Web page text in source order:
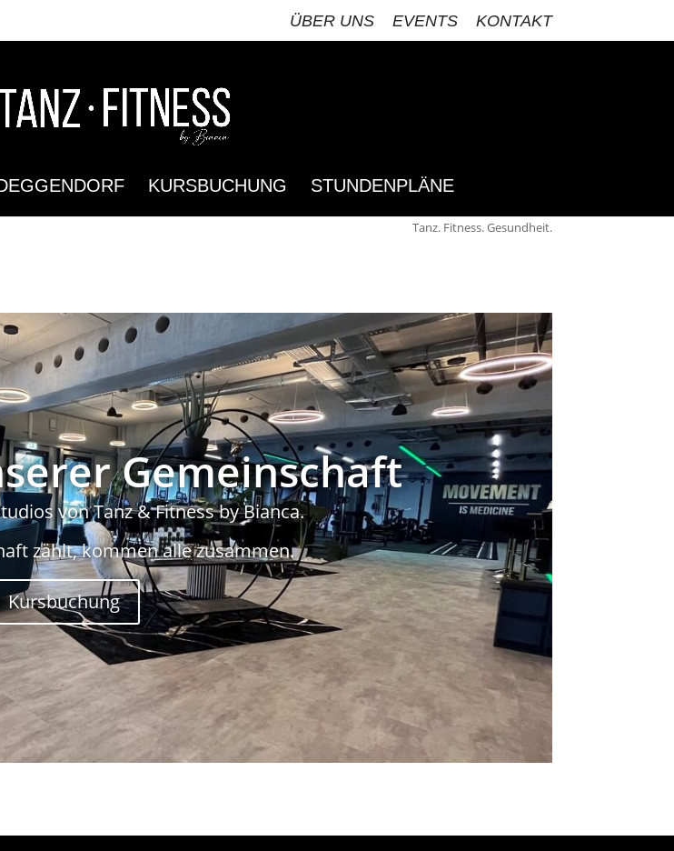
ÜBER UNS EVENTS KONTAKT
KURSBUCHUNG STUNDENPLÄNE
Tanz. Fitness. Gesundheit.
Gemeinschaft
von Tanz & Fitness by Bianca.
zählt, kommen alle zusammen.
Kursbuchung